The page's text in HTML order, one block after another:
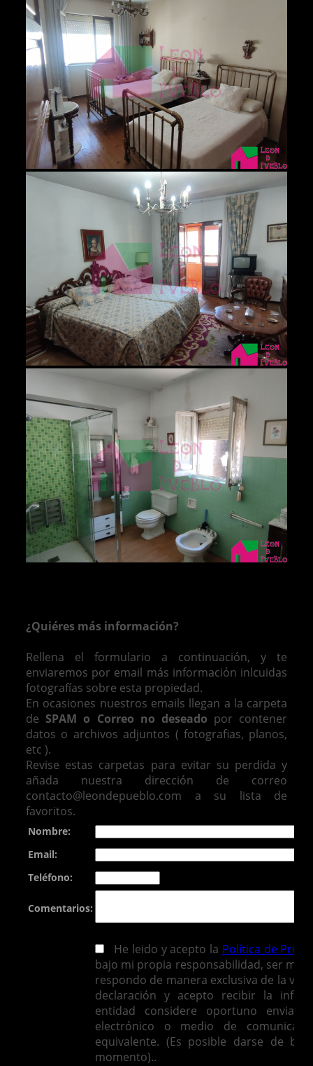
¿Quiéres más información?
Rellena el formulario a continuación, y te
enviaremos por email más información inlcuidas
fotografías sobre esta propiedad.
En ocasiones nuestros emails llegan a la carpeta
de SPAM o Correo no deseado por contener
datos o archivos adjuntos ( fotografias, planos,
etc ).
Revise estas carpetas para evitar su perdida y
añada nuestra dirección de correo
contacto@leondepueblo.com a su lista de
favoritos.
Nombre:
Email:
Teléfono:
Comentarios:
He leido y acepto la Política de
bajo mi propia responsabilidad, ser
respondo de manera exclusiva de la
declaración y acepto recibir la
entidad considere oportuno
electrónico o medio de
equivalente. (Es posible darse de
momento)..